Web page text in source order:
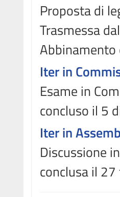
Proposta di
Trasmessa
Abbinamento
Iter in
Esame in
concluso il 5
Iter in
Discussione
conclusa il